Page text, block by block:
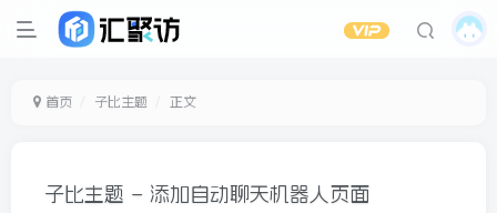
首页 子比主题 正文
子比主题 – 添加自动聊天机器人页面